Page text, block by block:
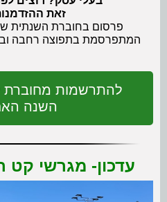
זאת
פרסום בחוברת השנתית
המתפרסמת בתפוצה רחבה
להתרשמות מחוברת
השנה
עדכון- מגרשי קט